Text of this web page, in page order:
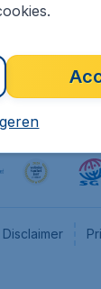
Disclaimer